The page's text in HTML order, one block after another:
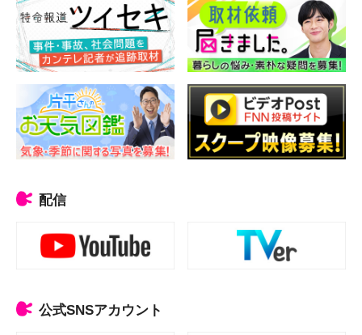
配信
公式SNSアカウント